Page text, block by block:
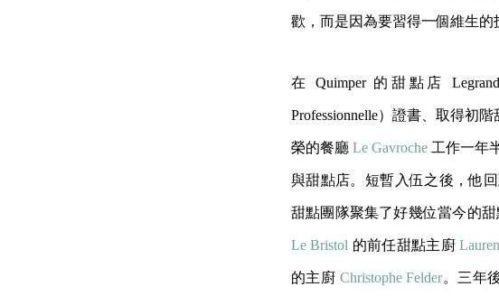
歡，而是因為要習得一個維生
在 Quimper 的甜點店
Professionnelle）證書、取得初
榮的餐廳Le Gavroche 工作一年
與甜點店。短暫入伍之後，他
甜點團隊聚集了好幾位當今的
Le Bristol 的前任甜點主廚
的主廚 Christophe Felder。三年